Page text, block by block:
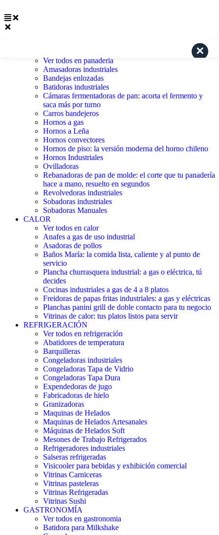
Ver todos en panaderia
Amasadoras industriales
Bandejas enlozadas
Batidoras industriales
Cámaras fermentadoras de pan: acorta el fermento y
saca más por turno
Carros bandejeros
Hornos a gas
Hornos a Leña
Hornos convectores
Hornos de piso: la versión moderna del horno chileno
Hornos Industriales
Ovilladoras
Rebanadoras de pan de molde: el corte que tu panadería
hace a mano, resuelto en segundos
Revolvedoras industriales
Sobadoras industriales
Sobadoras Manuales
CALOR
Ver todos en calor
Anafes a gas de uso industrial
Asadoras de pollos
Baños María: la comida lista, caliente y al punto de
servicio
Plancha churrasquera industrial: a gas o eléctrica, tú
decides
Cocinas industriales a gas de 4 a 8 platos
Freidoras de papas fritas industriales: a gas y eléctricas
Planchas panini grill de doble contacto para tu negocio
Vitrinas de calor: tus platos listos para servir
REFRIGERACIÓN
Ver todos en refrigeración
Abatidores de temperatura
Barquilleras
Congeladoras industriales
Congeladoras Tapa de Vidrio
Congeladoras Tapa Dura
Expendedoras de jugo
Fabricadoras de hielo
Granizadoras
Maquinas de Helados
Maquinas de Helados Artesanales
Máquinas de Helados Soft
Mesones de Trabajo Refrigerados
Refrigeradores industriales
Salseras refrigeradas
Visicooler para bebidas y exhibición comercial
Vitrinas Carniceras
Vitrinas pasteleras
Vitrinas Refrigeradas
Vitrinas Sushi
GASTRONOMÍA
Ver todos en gastronomia
Batidora para Milkshake